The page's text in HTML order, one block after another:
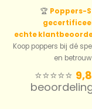
🏆 Poppers-
echte
Koop poppers bij dé
en
⭐️⭐️⭐️⭐️⭐️